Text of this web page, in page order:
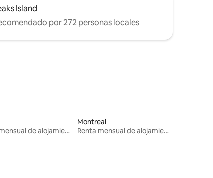
Island
por 272 personas locales
Renta mensual de alojamientos
Montreal
Renta mensual de alojamientos